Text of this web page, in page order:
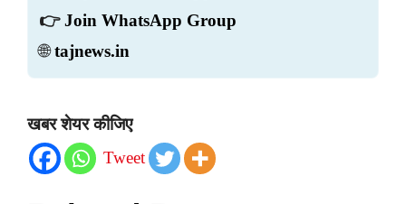
👉 Join WhatsApp Group
🌐tajnews.in
खबर शेयर कीजिए
Tweet